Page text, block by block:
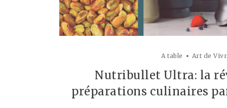
A table Art de
Nutribullet Ultra: la
préparations culinaires